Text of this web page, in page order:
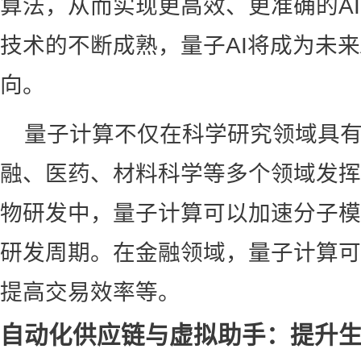
算法，从而实现更高效、更准确的
技术的不断成熟，量子AI将成为未
向。
量子计算不仅在科学研究领域具
融、医药、材料科学等多个领域发
物研发中，量子计算可以加速分子
研发周期。在金融领域，量子计算
提高交易效率等。
自动化供应链与虚拟助手：提升